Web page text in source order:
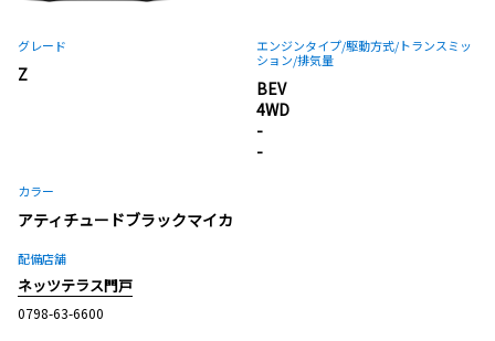
グレード
Z
エンジンタイプ/駆動方式/トランスミッ
ション/排気量
BEV
4WD
-
-
カラー
アティチュードブラックマイカ
配備店舗
ネッツテラス門戸
0798-63-6600